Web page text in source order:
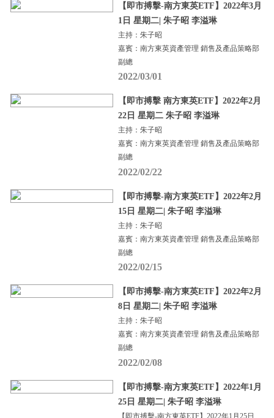
【即市搏擊-南方東英ETF】2022年3月
1日 星期二| 朱子昭 李溢琳
主持：朱子昭
嘉賓：南方東英資產管理 銷售及產品策略部
副總
2022/03/01
【即市搏擊 南方東英ETF】2022年2月
22日 星期二 朱子昭 李溢琳
主持：朱子昭
嘉賓：南方東英資產管理 銷售及產品策略部
副總
2022/02/22
【即市搏擊-南方東英ETF】2022年2月
15日 星期二| 朱子昭 李溢琳
主持：朱子昭
嘉賓：南方東英資產管理 銷售及產品策略部
副總
2022/02/15
【即市搏擊-南方東英ETF】2022年2月
8日 星期二| 朱子昭 李溢琳
主持：朱子昭
嘉賓：南方東英資產管理 銷售及產品策略部
副總
2022/02/08
【即市搏擊-南方東英ETF】2022年1月
25日 星期二| 朱子昭 李溢琳
【即市搏擊-南方東英ETF】2022年1月25日